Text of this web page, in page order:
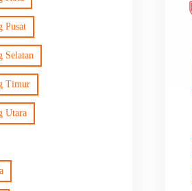
Pusat
Selatan
Timur
Utara